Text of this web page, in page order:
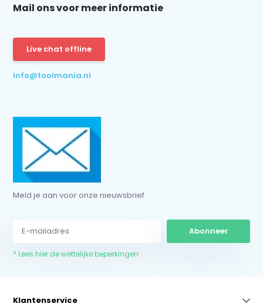
Mail ons voor meer informatie
Live chat offline
Info@toolmania.nl
Meld je aan voor onze nieuwsbrief
Abonneer
* Lees hier de wettelijke beperkingen
Klantenservice